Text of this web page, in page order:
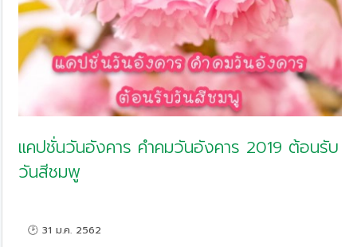
แคปชั่นวันอังคาร คำคมวันอังคาร 2019 ต้อนรับ
วันสีชมพู
🕑 31 ม.ค. 2562